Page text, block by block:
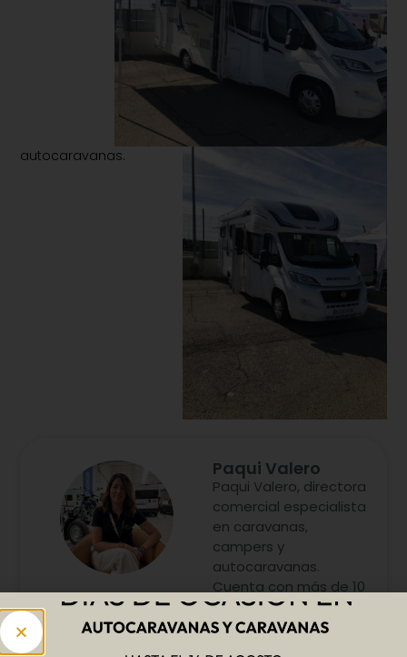
autocaravanas.
Paqui Valero
Paqui Valero, directora
comercial especialista
en caravanas,
campers y
autocaravanas.
Cuenta con más de 10
años de experiencia
en el sector del